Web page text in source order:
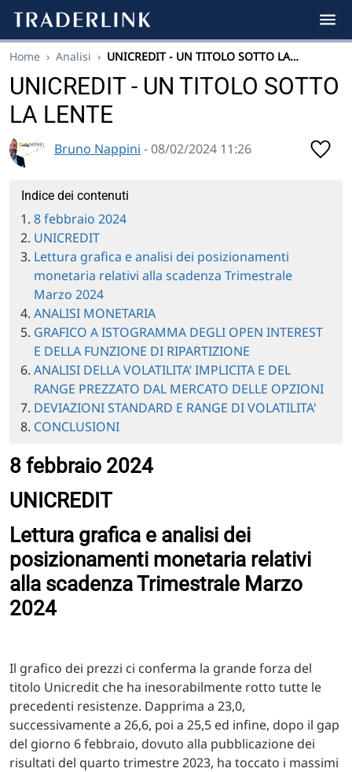
Home › Analisi › UNICREDIT - UN TITOLO SOTTO LA…
UNICREDIT - UN TITOLO SOTTO
LA LENTE
Bruno Nappini - 08/02/2024 11:26
Indice dei contenuti
8 febbraio 2024
UNICREDIT
Lettura grafica e analisi dei posizionamenti
monetaria relativi alla scadenza Trimestrale
Marzo 2024
ANALISI MONETARIA
GRAFICO A ISTOGRAMMA DEGLI OPEN INTEREST
E DELLA FUNZIONE DI RIPARTIZIONE
ANALISI DELLA VOLATILITA’ IMPLICITA E DEL
RANGE PREZZATO DAL MERCATO DELLE OPZIONI
DEVIAZIONI STANDARD E RANGE DI VOLATILITA'
CONCLUSIONI
8 febbraio 2024
UNICREDIT
Lettura grafica e analisi dei
posizionamenti monetaria relativi
alla scadenza Trimestrale Marzo
2024
Il grafico dei prezzi ci conferma la grande forza del
titolo Unicredit che ha inesorabilmente rotto tutte le
precedenti resistenze. Dapprima a 23,0,
successivamente a 26,6, poi a 25,5 ed infine, dopo il gap
del giorno 6 febbraio, dovuto alla pubblicazione dei
risultati del quarto trimestre 2023, ha toccato i massimi